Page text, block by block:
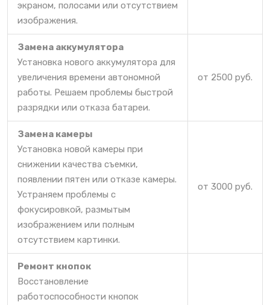
экраном, полосами или отсутствием
изображения.
Замена аккумулятора
Установка нового аккумулятора для
увеличения времени автономной
работы. Решаем проблемы быстрой
разрядки или отказа батареи.
от 2500 руб.
Замена камеры
Установка новой камеры при
снижении качества съемки,
появлении пятен или отказе камеры.
Устраняем проблемы с
фокусировкой, размытым
изображением или полным
отсутствием картинки.
от 3000 руб.
Ремонт кнопок
Восстановление
работоспособности кнопок